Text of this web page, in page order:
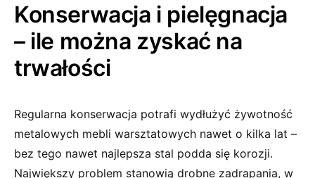
Konserwacja i pielęgnacja
– ile można zyskać na
trwałości
Regularna konserwacja potrafi wydłużyć żywotność
metalowych mebli warsztatowych nawet o kilka lat –
bez tego nawet najlepsza stal podda się korozji.
Największy problem stanowią drobne zadrapania, w